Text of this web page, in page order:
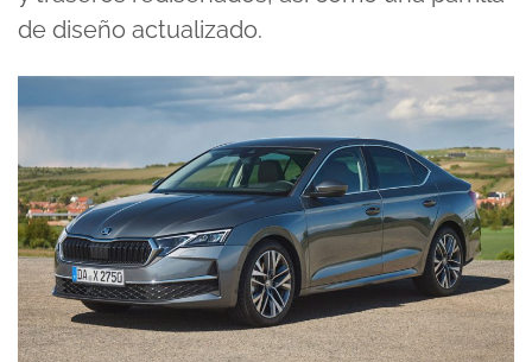
de diseño actualizado.